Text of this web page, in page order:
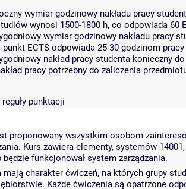
wymiar godzinowy nakładu pracy
wynosi 1500-1800 h, co odpowiada 60
wymiar godzinowy nakładu pracy
punkt ECTS odpowiada 25-30 godzinom
nakład pracy studenta konieczny
pracy potrzebny do zaliczenia
punktacji
proponowany wszystkim osobom
Kurs zawiera elementy, systemów
będzie funkcjonował system zarządzania.
mają charakter ćwiczeń, na których grupy
Każde ćwiczenia są opatrzone